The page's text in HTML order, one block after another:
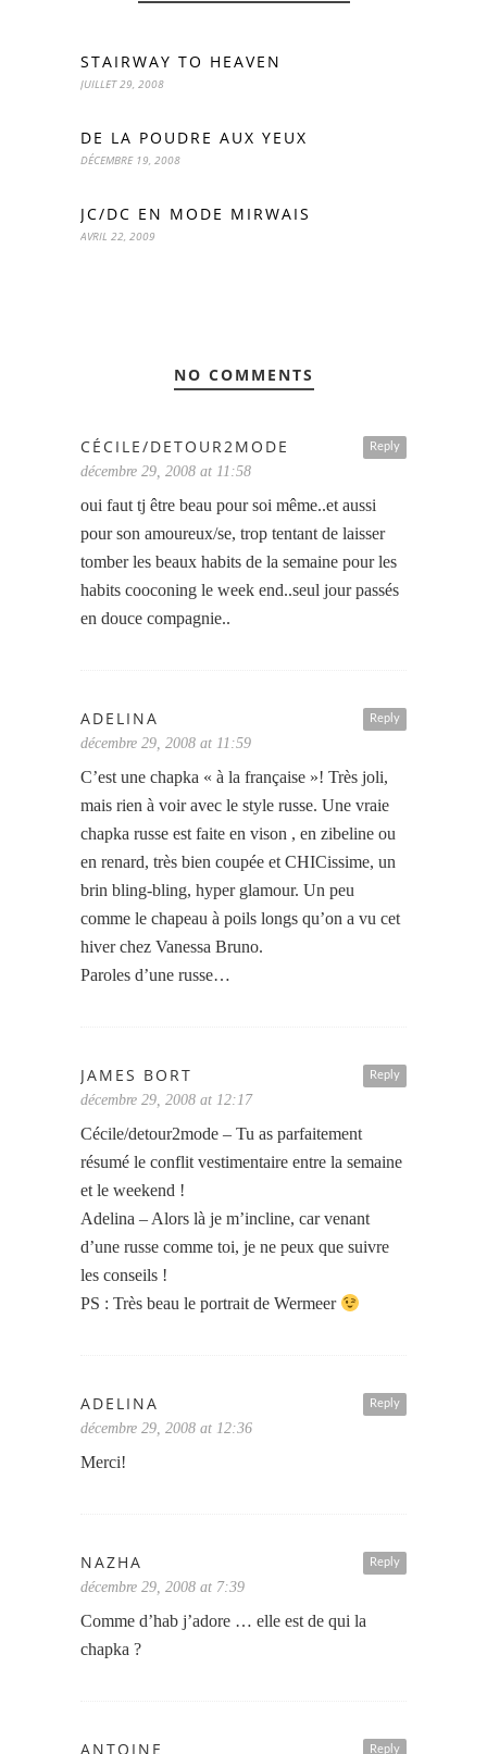
STAIRWAY TO HEAVEN
JUILLET 29, 2008
DE LA POUDRE AUX YEUX
DÉCEMBRE 19, 2008
JC/DC EN MODE MIRWAIS
AVRIL 22, 2009
NO COMMENTS
Reply
CÉCILE/DETOUR2MODE
décembre 29, 2008 at 11:58
oui faut tj être beau pour soi même..et aussi
pour son amoureux/se, trop tentant de laisser
tomber les beaux habits de la semaine pour les
habits cooconing le week end..seul jour passés
en douce compagnie..
Reply
ADELINA
décembre 29, 2008 at 11:59
C’est une chapka « à la française »! Très joli,
mais rien à voir avec le style russe. Une vraie
chapka russe est faite en vison , en zibeline ou
en renard, très bien coupée et CHICissime, un
brin bling-bling, hyper glamour. Un peu
comme le chapeau à poils longs qu’on a vu cet
hiver chez Vanessa Bruno.
Paroles d’une russe…
Reply
JAMES BORT
décembre 29, 2008 at 12:17
Cécile/detour2mode – Tu as parfaitement
résumé le conflit vestimentaire entre la semaine
et le weekend !
Adelina – Alors là je m’incline, car venant
d’une russe comme toi, je ne peux que suivre
les conseils !
PS : Très beau le portrait de Wermeer
Reply
ADELINA
décembre 29, 2008 at 12:36
Merci!
Reply
NAZHA
décembre 29, 2008 at 7:39
Comme d’hab j’adore … elle est de qui la
chapka ?
Reply
ANTOINE